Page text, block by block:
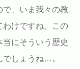
で、いま我々の教
わけですね。この
にそういう歴史
でしょうね…。